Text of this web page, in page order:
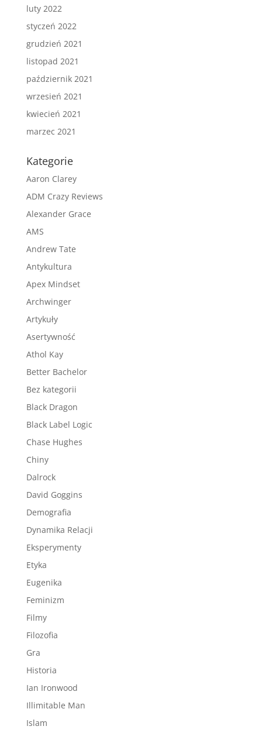
luty 2022
styczeń 2022
grudzień 2021
listopad 2021
październik 2021
wrzesień 2021
kwiecień 2021
marzec 2021
Kategorie
Aaron Clarey
ADM Crazy Reviews
Alexander Grace
AMS
Andrew Tate
Antykultura
Apex Mindset
Archwinger
Artykuły
Asertywność
Athol Kay
Better Bachelor
Bez kategorii
Black Dragon
Black Label Logic
Chase Hughes
Chiny
Dalrock
David Goggins
Demografia
Dynamika Relacji
Eksperymenty
Etyka
Eugenika
Feminizm
Filmy
Filozofia
Gra
Historia
Ian Ironwood
Illimitable Man
Islam